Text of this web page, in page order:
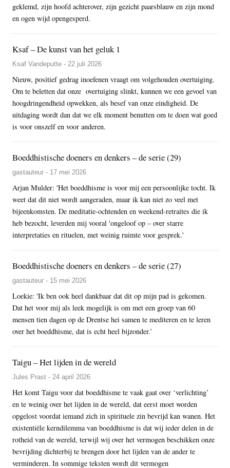
geklemd, zijn hoofd achterover, zijn gezicht paarsblauw en zijn mond
en ogen wijd opengesperd.
Ksaf – De kunst van het geluk 1
Ksaf Vandeputte - 22 juli 2026
Nieuw, positief gedrag inoefenen vraagt om volgehouden overtuiging.
Om te beletten dat onze overtuiging slinkt, kunnen we een gevoel van
hoogdringendheid opwekken, als besef van onze eindigheid. De
uitdaging wordt dan dat we elk moment benutten om te doen wat goed
is voor onszelf en voor anderen.
Boeddhistische doeners en denkers – de serie (29)
gastauteur - 17 mei 2026
Arjan Mulder: 'Het boeddhisme is voor mij een persoonlijke tocht. Ik
weet dat dit niet wordt aangeraden, maar ik kan niet zo veel met
bijeenkomsten. De meditatie-ochtenden en weekend-retraites die ik
heb bezocht, leverden mij vooral 'ongeloof op – over starre
interpretaties en rituelen, met weinig ruimte voor gesprek.'
Boeddhistische doeners en denkers – de serie (27)
gastauteur - 15 mei 2026
Loekie: 'Ik ben ook heel dankbaar dat dit op mijn pad is gekomen.
Dat het voor mij als leek mogelijk is om met een groep van 60
mensen tien dagen op de Drentse hei samen te mediteren en te leren
over het boeddhisme, dat is echt heel bijzonder.’
Taigu – Het lijden in de wereld
Jules Prast - 24 april 2026
Het komt Taigu voor dat boeddhisme te vaak gaat over ‘verlichting’
en te weinig over het lijden in de wereld, dat eerst moet worden
opgelost voordat iemand zich in spirituele zin bevrijd kan wanen. Het
existentiële kerndilemma van boeddhisme is dat wij ieder delen in de
rotheid van de wereld, terwijl wij over het vermogen beschikken onze
bevrijding dichterbij te brengen door het lijden van de ander te
verminderen. In sommige teksten wordt dit vermogen